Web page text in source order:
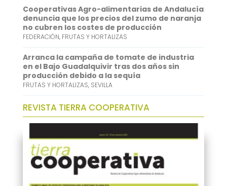
n
Cooperativas Agro-alimentarias de Andalucía
denuncia que los precios del zumo de naranja
no cubren los costes de producción
FEDERACIÓN, FRUTAS Y HORTALIZAS
Arranca la campaña de tomate de industria
en el Bajo Guadalquivir tras dos años sin
producción debido a la sequía
FRUTAS Y HORTALIZAS, SEVILLA
REVISTA TIERRA COOPERATIVA